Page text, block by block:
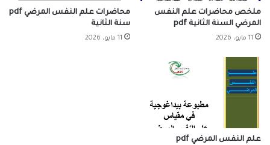
ملخص محاضرات علم النفس
المرضي السنة الثانية pdf
11 مايو، 2026
محاضرات علم النفس المرضي pdf
سنة الثانية
11 مايو، 2026
علم النفس المرضي pdf